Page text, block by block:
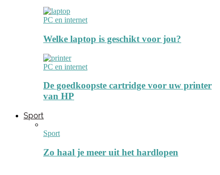
PC en internet
Welke laptop is geschikt voor jou?
PC en internet
De goedkoopste cartridge voor uw printer
van HP
Sport
Sport
Zo haal je meer uit het hardlopen